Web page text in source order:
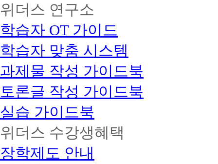
위더스 연구소
학습자 OT 가이드
학습자 맞춤 시스템
과제물 작성 가이드북
토론글 작성 가이드북
실습 가이드북
위더스 수강생혜택
장학제도 안내